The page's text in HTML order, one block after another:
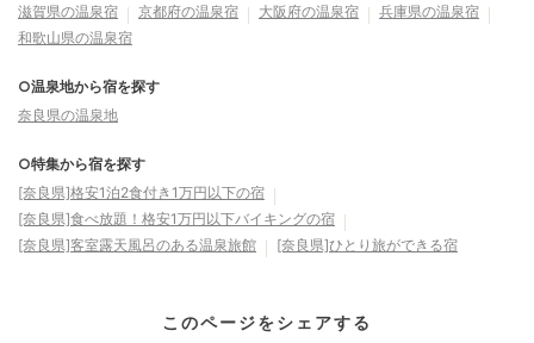
滋賀県の温泉宿
京都府の温泉宿 大阪府の温泉宿
兵庫県の温泉宿
和歌山県の温泉宿
○温泉地から宿を探す
奈良県の温泉地
○特集から宿を探す
[奈良県]格安1泊2食付き1万円以下の宿
[奈良県]食べ放題！格安1万円以下バイキングの宿
[奈良県]客室露天風呂のある温泉旅館
[奈良県]ひとり旅ができる宿
このページをシェアする